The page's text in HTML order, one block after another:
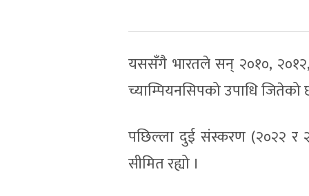
यससँगै भारतले सन् २०१०,
च्याम्पियनसिपको उपाधि जितेको
पछिल्ला दुई संस्करण (२०२२ र
सीमित रह्यो ।